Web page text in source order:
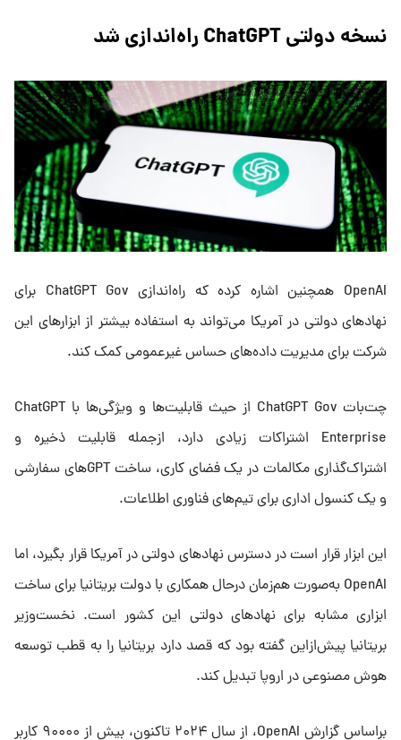
نسخه دولتی ChatGPT راه‌اندازی شد
OpenAI همچنین اشاره کرده که راه‌اندازی ChatGPT Gov برای
نهادهای دولتی در آمریکا می‌تواند به استفاده بیشتر از ابزارهای این
شرکت برای مدیریت داده‌های حساس غیرعمومی کمک کند.
چت‌بات ChatGPT Gov از حیث قابلیت‌ها و ویژگی‌ها با ChatGPT
Enterprise اشتراکات زیادی دارد، ازجمله قابلیت ذخیره و
اشتراک‌گذاری مکالمات در یک فضای کاری، ساخت GPTهای سفارشی
و یک کنسول اداری برای تیم‌های فناوری اطلاعات.
این ابزار قرار است در دسترس نهادهای دولتی در آمریکا قرار بگیرد، اما
OpenAI به‌صورت هم‌زمان درحال همکاری با دولت بریتانیا برای ساخت
ابزاری مشابه برای نهادهای دولتی این کشور است. نخست‌وزیر
بریتانیا پیش‌ازاین گفته بود که قصد دارد بریتانیا را به قطب توسعه
هوش مصنوعی در اروپا تبدیل کند.
براساس گزارش OpenAI، از سال ۲۰۲۴ تاکنون، بیش از ۹۰۰۰۰ کاربر